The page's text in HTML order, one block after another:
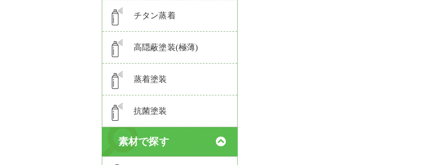
チタン蒸着
高隠蔽塗装(極薄)
蒸着塗装
抗菌塗装
素材で探す